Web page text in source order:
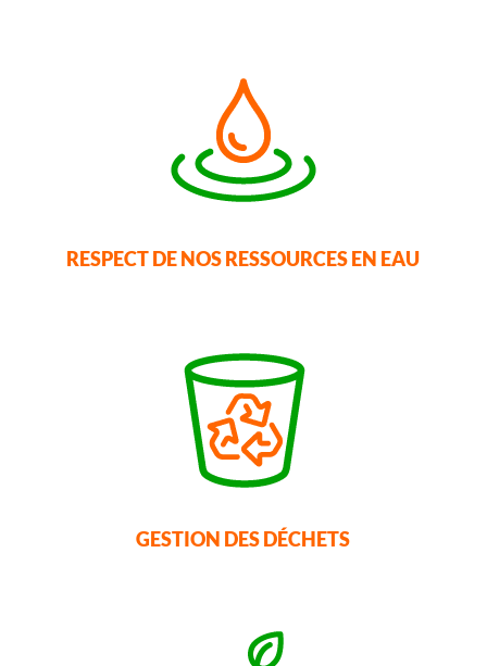
RESPECT DE NOS RESSOURCES EN EAU
GESTION DES DÉCHETS